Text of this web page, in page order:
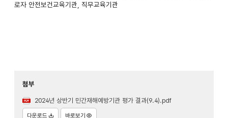
로자 안전보건교육기관, 직무교육기관
첨부
2024년 상반기 민간재해예방기관 평가 결과(9.4).pdf
다운로드 바로보기